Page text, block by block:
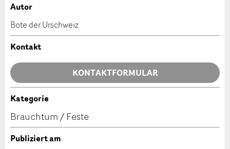
Anzeige beanstanden
Ihr Feedback wird sehr geschätzt!
Allgemeines Feedback
Anzeige nicht mehr gültig
Anzeige unvollständig
Anzeige weiterempfehlen
Empfehlen Sie diese Anzeige an Freunde weiter.
Autor
Bote der Urschweiz
Kontakt
KONTAKTFORMULAR
Kontakt
Verfassen Sie eine Nachricht für die Kontaktpersonen
Kategorie
Brauchtum / Feste
Publiziert am